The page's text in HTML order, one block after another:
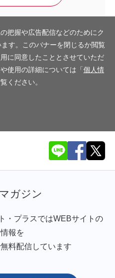
把握や広告配信などのためにク
す。このバナーを閉じるか閲覧
に同意したこととさせていただ
使用の詳細については「個人情
ください。
ガジン
・プラスではWEBサイトの
報を
料配信しています